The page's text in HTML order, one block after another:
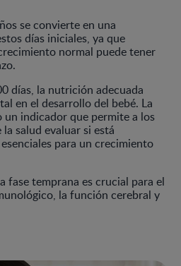
se convierte en una
días iniciales, ya que
normal puede tener
días, la nutrición adecuada
en el desarrollo del bebé. La
un indicador que permite a los
salud evaluar si está
para un crecimiento
fase temprana es crucial para el
la función cerebral y